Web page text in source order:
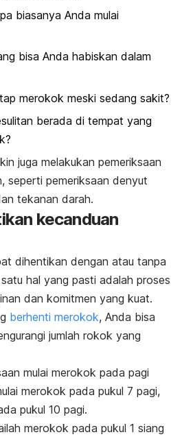
biasanya Anda mulai
bisa Anda habiskan dalam
merokok meski sedang sakit?
berada di tempat yang
juga melakukan pemeriksaan
seperti pemeriksaan denyut
tekanan darah.
kecanduan
dihentikan dengan atau tanpa
hal yang pasti adalah proses
dan komitmen yang kuat.
berhenti merokok, Anda bisa
jumlah rokok yang
mulai merokok pada pagi
merokok pada pukul 7 pagi,
pukul 10 pagi.
merokok pada pukul 1 siang